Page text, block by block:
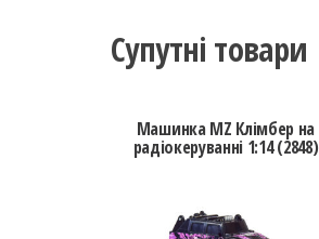
Супутні товари
Машинка MZ Клімбер на
радіокеруванні 1:14 (2848)